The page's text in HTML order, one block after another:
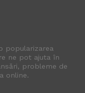
popularizarea
ne pot ajuta în
probleme de
online.